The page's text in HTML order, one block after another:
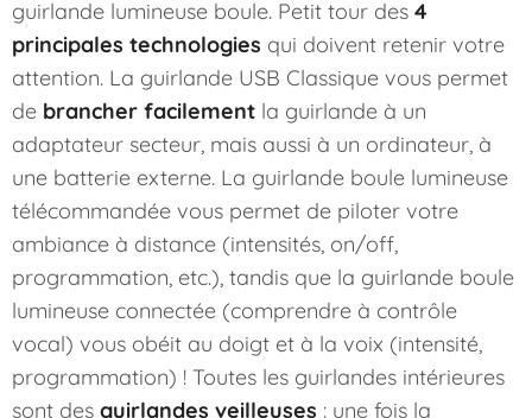
guirlande lumineuse boule. Petit tour des 4
principales technologies qui doivent retenir votre
attention. La guirlande USB Classique vous permet
de brancher facilement la guirlande à un
adaptateur secteur, mais aussi à un ordinateur, à
une batterie externe. La guirlande boule lumineuse
télécommandée vous permet de piloter votre
ambiance à distance (intensités, on/off,
programmation, etc.), tandis que la guirlande boule
lumineuse connectée (comprendre à contrôle
vocal) vous obéit au doigt et à la voix (intensité,
programmation) ! Toutes les guirlandes intérieures
sont des guirlandes veilleuses : une fois la